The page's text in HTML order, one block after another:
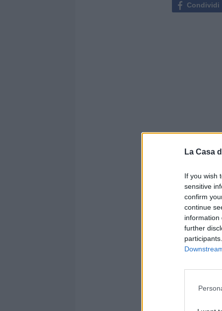
La Casa
If you wish
sensitive
confirm
continue
information
further
Condividi
Gen,
sarà
Moccagatta